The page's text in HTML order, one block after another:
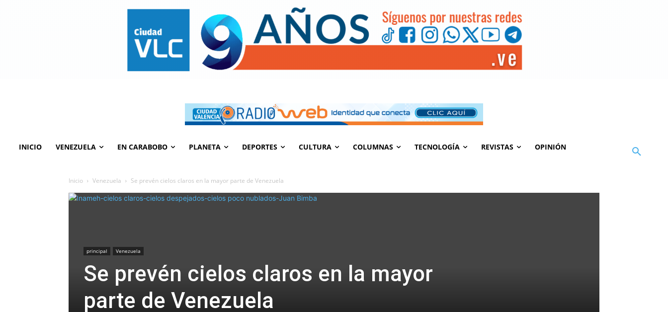
INICIO VENEZUELA EN CARABOBO PLANETA DEPORTES CULTURA COLUMNAS TECNOLOGÍA REVISTAS OPINIÓN
Inicio Venezuela Se prevén cielos claros en la mayor parte de Venezuela
principal Venezuela
Se prevén cielos claros en la mayor
parte de Venezuela